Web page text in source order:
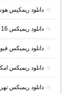
دانلود ریمکیس
دانلود ریمیکس AM Beat 16 از دیجی AMB (پادکست طولانی شنیدنی)
دانلود ریمیکس فیوژن 17 از
دانلود ریمیکس امکو 43 از دیجی ام کو (پادکست طولانی
دانلود ریمیکس تهران فیت 55 از دیجی